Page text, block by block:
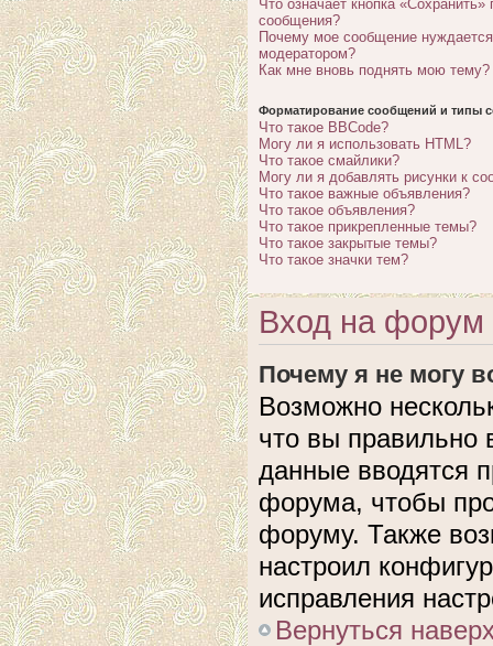
Что означает кнопка «Сохранить»
сообщения?
Почему мое сообщение
модератором?
Как мне вновь поднять мою тему?
Форматирование сообщений и типы
Что такое BBCode?
Могу ли я использовать HTML?
Что такое смайлики?
Могу ли я добавлять рисунки к
Что такое важные объявления?
Что такое объявления?
Что такое прикрепленные темы?
Что такое закрытые темы?
Что такое значки тем?
Вход на форум
Почему я не могу
Возможно
что вы правильно
данные вводятся
форума, чтобы
форуму. Также
настроил
исправления
Вернуться